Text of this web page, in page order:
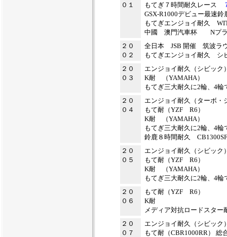
０１
もてぎ７時間耐久レース
GSX-R1000デビュー最
もてぎエンジョイ耐久
中國 澳門汽車杯 Nプラ
２０
０２
全日本 JSB 開催 筑波
もてぎエンジョイ耐久
２０
０３
エンジョイ耐久（シビッ
K耐 （YAMAHA）
もてぎ三大耐久に2輪、4輪
２０
０４
エンジョイ耐久（ターボ・
もて耐（YZF R6）
K耐 （YAMAHA）
もてぎ三大耐久に2輪、4輪
鈴鹿８時間耐久
２０
０５
エンジョイ耐久（シビッ
もて耐（YZF R6）
K耐 （YAMAHA）
もてぎ三大耐久に2輪、4輪
２０
０６
もて耐（YZF R6）
K耐
メディア対抗ロードスター
２０
０７
エンジョイ耐久（シビッ
もて耐（CBR1000RR） 総